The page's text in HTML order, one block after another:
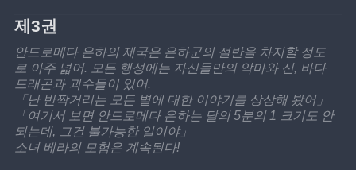
제3권
안드로메다 은하의 제국은 은하군의 절반을 차지할 정도
로 아주 넓어. 모든 행성에는 자신들만의 악마와 신, 바다
드래곤과 괴수들이 있어.
「난 반짝거리는 모든 별에 대한 이야기를 상상해 봤어」
「여기서 보면 안드로메다 은하는 달의 5분의 1 크기도 안
되는데, 그건 불가능한 일이야」
소녀 베라의 모험은 계속된다!